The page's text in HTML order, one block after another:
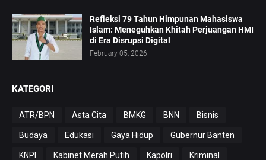
Refleksi 79 Tahun Himpunan Mahasiswa
Islam: Meneguhkan Khitah Perjuangan HMI
di Era Disrupsi Digital
February 05, 2026
KATEGORI
ATR/BPN Asta Cita BMKG BNN Bisnis
Budaya Edukasi Gaya Hidup Gubernur Banten
KNPI Kabinet Merah Putih Kapolri Kriminal